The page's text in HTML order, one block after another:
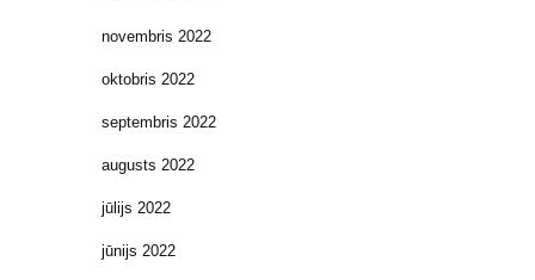
novembris 2022
oktobris 2022
septembris 2022
augusts 2022
jūlijs 2022
jūnijs 2022